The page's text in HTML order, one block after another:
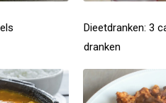
Dieetdranken: 3
dranken